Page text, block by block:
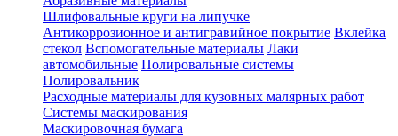
Шлифовальные круги на липучке
Антикоррозионное и антигравийное покрытие Вклейка
стекол Вспомогательные материалы Лаки
автомобильные Полировальные системы
Полировальник
Расходные материалы для кузовных малярных работ
Системы маскирования
Маскировочная бумага